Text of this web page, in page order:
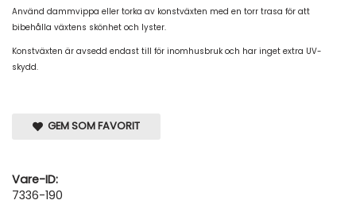
Använd dammvippa eller torka av konstväxten med en torr trasa för att
bibehålla växtens skönhet och lyster.
Konstväxten är avsedd endast till för inomhusbruk och har inget extra UV-
skydd.
GEM SOM FAVORIT
Vare-ID:
7336-190